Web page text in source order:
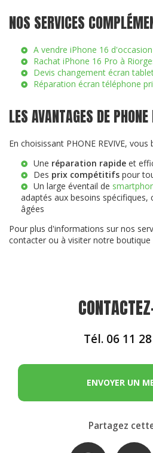
NOS SERVICES
A vendre iPhone 16
Rachat iPhone 16 Pro à
Devis changement écran
Réparation écran téléphone
LES AVANTAGES DE PHONE
En choisissant PHONE REVIVE, vous
Une réparation rapide et
Des prix compétitifs pour
Un large éventail de
adaptés aux besoins spécifiques,
âgées
Pour plus d'informations sur nos
contacter ou à visiter notre boutique
Tél. 06 11
ENVOYER UN
Partagez
Facebook